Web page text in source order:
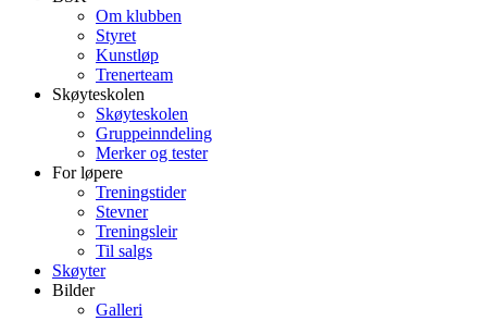
Om klubben
Styret
Kunstløp
Trenerteam
Skøyteskolen
Skøyteskolen
Gruppeinndeling
Merker og tester
For løpere
Treningstider
Stevner
Treningsleir
Til salgs
Skøyter
Bilder
Galleri